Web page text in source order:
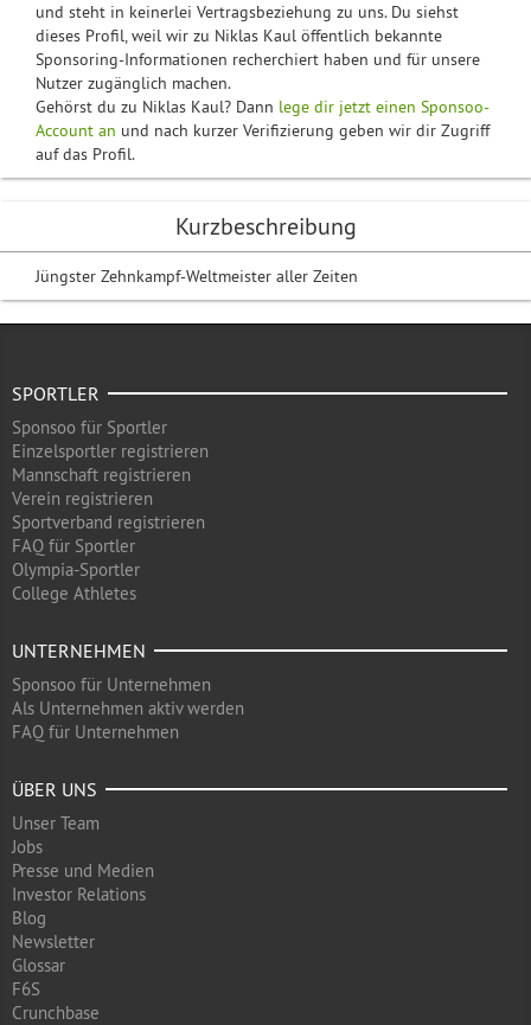
und steht in keinerlei Vertragsbeziehung zu uns. Du siehst
dieses Profil, weil wir zu Niklas Kaul öffentlich bekannte
Sponsoring-Informationen recherchiert haben und für unsere
Nutzer zugänglich machen.
Gehörst du zu Niklas Kaul? Dann lege dir jetzt einen Sponsoo-
Account an und nach kurzer Verifizierung geben wir dir Zugriff
auf das Profil.
Kurzbeschreibung
Jüngster Zehnkampf-Weltmeister aller Zeiten
SPORTLER
Sponsoo für Sportler
Einzelsportler registrieren
Mannschaft registrieren
Verein registrieren
Sportverband registrieren
FAQ für Sportler
Olympia-Sportler
College Athletes
UNTERNEHMEN
Sponsoo für Unternehmen
Als Unternehmen aktiv werden
FAQ für Unternehmen
ÜBER UNS
Unser Team
Jobs
Presse und Medien
Investor Relations
Blog
Newsletter
Glossar
F6S
Crunchbase